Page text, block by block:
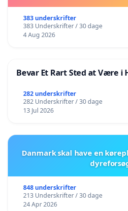
383 underskrifter
383 Underskrifter / 30 dage
4 Aug 2026
Bevar Et Rart Sted at Være i
282 underskrifter
282 Underskrifter / 30 dage
13 Jul 2026
Danmark skal have en
848 underskrifter
213 Underskrifter / 30 dage
24 Apr 2026